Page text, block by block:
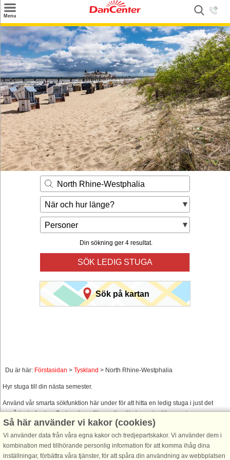
Menu
Tilbud
Inspiration
Info
Service
Kontakt
Husägare
North Rhine-Westphalia
När och hur länge?
Personer
Din sökning ger 4 resultat.
SÖK LEDIG STUGA
Sök på kartan
Du är här: Förstasidan > Tyskland > North Rhine-Westphalia
Hyr stuga till din nästa semester.
Använd vår smarta sökfunktion här under för att hitta en ledig stuga i just det
område du önskar. Du kan även filtrera din sökning och välja om stugan
exempelvis skall ha havsutsikt, pool, diskmaskin, internet osv.
Så här använder vi kakor (cookies)
Vi använder data från våra egna kakor och tredjepartskakor. Vi använder dem i
kombination med tillhörande personlig information för att komma ihåg dina
inställningar, förbättra våra tjänster, för att spåra din användning av webbplatsen